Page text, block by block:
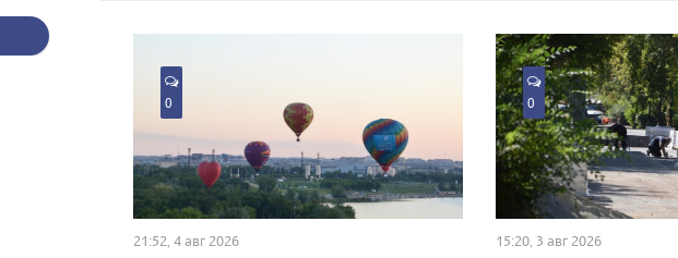
0
21:52, 4 авг 2026
0
15:20, 3 авг 2026